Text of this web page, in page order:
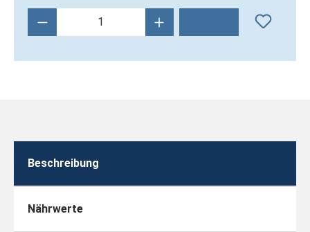
Produkt Anzahl: Gib den gewünschten
Beschreibung
Nährwerte